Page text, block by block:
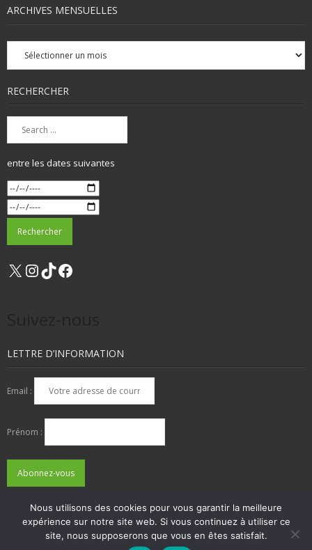
ARCHIVES MENSUELLES
Archives
mensuelles
RECHERCHER
entre les dates suivantes
X Instagram
TikTok
LETTRE D’INFORMATION
Email :
Prénom :
ADHÉSIONS, DONS, CONTACT
MENTIONS LÉGALES
Nous utilisons des cookies pour vous garantir la meilleure
expérience sur notre site web. Si vous continuez à utiliser ce
site, nous supposerons que vous en êtes satisfait.